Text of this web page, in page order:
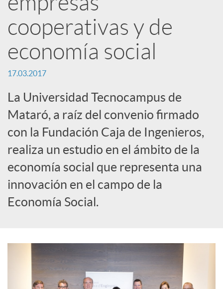
e
s
S
o
c
i
a
l
cooperativas y de
economía social
17.03.2017
La Universidad Tecnocampus de
Mataró, a raíz del convenio firmado
con la Fundación Caja de Ingenieros,
realiza un estudio en el ámbito de la
economía social que representa una
innovación en el campo de la
Economía Social.